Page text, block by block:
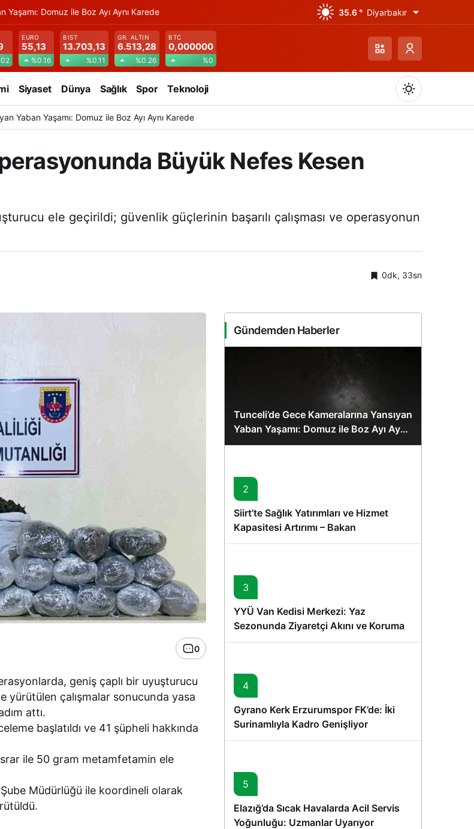
Yaşamı: Domuz ile Boz Ayı Aynı Karede 35.6 ° Diyarbakır
EURO
55,13
%0.16
BIST
13.703,13
%0.11
GR. ALTIN
6.513,28
%0.26
BTC
0,000000
%0
Siyaset Dünya Sağlık Spor Teknoloji
Yaban Yaşamı: Domuz ile Boz Ayı Aynı Karede
Büyük Nefes Kesen
ele geçirildi; güvenlik güçlerinin başarılı çalışması ve operasyonun
0dk, 33sn
0
geniş çaplı bir uyuşturucu
yürütülen çalışmalar sonucunda yasa
attı.
başlatıldı ve 41 şüpheli hakkında
ile 50 gram metamfetamin ele
Müdürlüğü ile koordineli olarak
Gündemden Haberler
Tunceli’de Gece Kameralarına Yansıyan
Yaban Yaşamı: Domuz ile Boz Ayı Aynı
Karede
2
Siirt’te Sağlık Yatırımları ve Hizmet
Kapasitesi Artırımı – Bakan
Memişoğlu’nun Ziyareti
3
YYÜ Van Kedisi Merkezi: Yaz
Sezonunda Ziyaretçi Akını ve Koruma
Vurgusu
4
Gyrano Kerk Erzurumspor FK’de: İki
Surinamlıyla Kadro Genişliyor
5
Elazığ’da Sıcak Havalarda Acil Servis
Yoğunluğu: Uzmanlar Uyarıyor